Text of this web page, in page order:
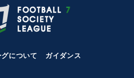
グについて
ガイダンス